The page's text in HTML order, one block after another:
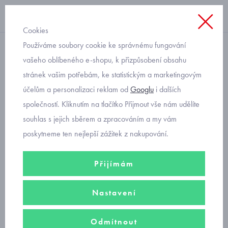
domácí obuv
Befado danny s autem
973Y338 kožená stélka
Cookies
Používáme soubory cookie ke správnému fungování
vašeho oblíbeného e-shopu, k přizpůsobení obsahu
stránek vašim potřebám, ke statistickým a marketingovým
účelům a personalizaci reklam odGooglu i dalších
společností. Kliknutím na tlačítko Přijmout vše nám udělíte
souhlas s jejich sběrem a zpracováním a my vám
poskytneme ten nejlepší zážitek z nakupování.
Přijímám
Nastavení
Odmítnout